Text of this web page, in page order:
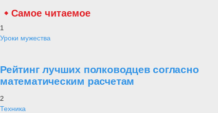
Самое читаемое
1
Уроки мужества
Рейтинг лучших полководцев согласно
математическим расчетам
2
Техника